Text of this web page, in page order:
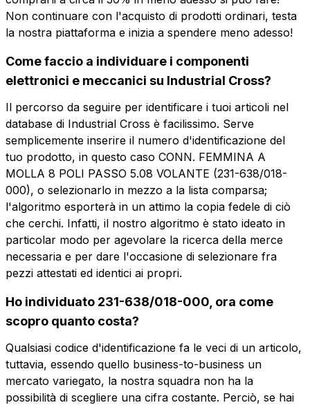
Vuoi ricevere
più informazioni?
Vuoi ricevere maggiori
Compila il form per richiedere un preventivo
CFP308-5.08-P
Non continuare con l'acquisto di prodotti ordinari, testa
la nostra piattaforma e inizia a spendere meno adesso!
Come faccio a individuare i componenti
elettronici e meccanici su Industrial Cross?
Il percorso da seguire per identificare i tuoi articoli nel
database di Industrial Cross è facilissimo. Serve
semplicemente inserire il numero d'identificazione del
tuo prodotto, in questo caso CONN. FEMMINA A
MOLLA 8 POLI PASSO 5.08 VOLANTE (231-638/018-
000), o selezionarlo in mezzo a la lista comparsa;
l'algoritmo esporterà in un attimo la copia fedele di ciò
che cerchi. Infatti, il nostro algoritmo è stato ideato in
particolar modo per agevolare la ricerca della merce
necessaria e per dare l'occasione di selezionare fra
pezzi attestati ed identici ai propri.
Ho individuato 231-638/018-000, ora come
scopro quanto costa?
Qualsiasi codice d'identificazione fa le veci di un articolo,
tuttavia, essendo quello business-to-business un
mercato variegato, la nostra squadra non ha la
possibilità di scegliere una cifra costante. Perciò, se hai